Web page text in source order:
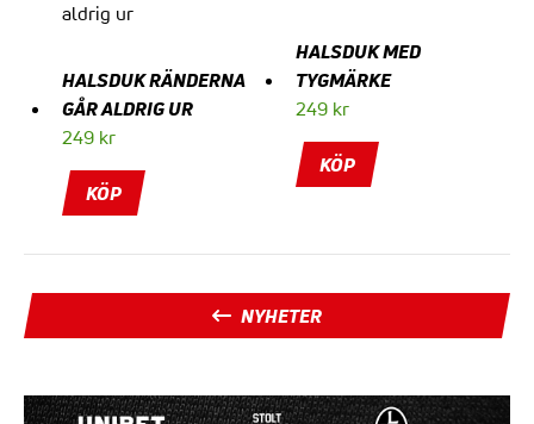
HALSDUK RÄNDERNA
GÅR ALDRIG UR
249 kr
KÖP
HALSDUK MED
TYGMÄRKE
249 kr
KÖP
NYHETER